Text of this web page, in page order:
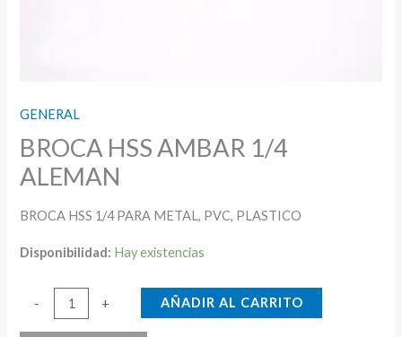
GENERAL
BROCA HSS AMBAR 1/4
ALEMAN
BROCA HSS 1/4 PARA METAL, PVC, PLASTICO
Disponibilidad: Hay existencias
- + AÑADIR AL CARRITO